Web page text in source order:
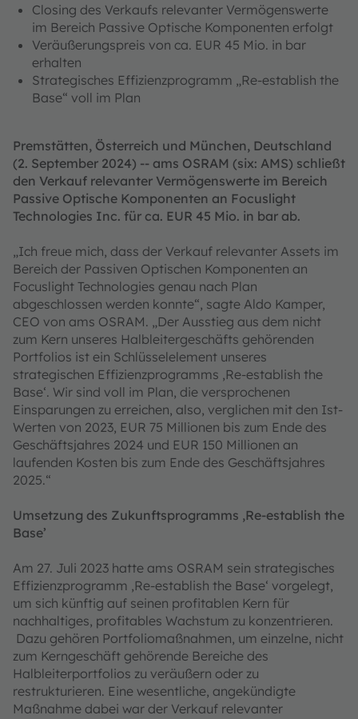
Closing des Verkaufs relevanter Vermögenswerte
im Bereich Passive Optische Komponenten erfolgt
Veräußerungspreis von ca. EUR 45 Mio. in bar
erhalten
Strategisches Effizienzprogramm „Re-establish the
Base“ voll im Plan
Premstätten, Österreich und München, Deutschland
(2. September 2024) -- ams OSRAM (six: AMS) schließt
den Verkauf relevanter Vermögenswerte im Bereich
Passive Optische Komponenten an Focuslight
Technologies Inc. für ca. EUR 45 Mio. in bar ab.
„Ich freue mich, dass der Verkauf relevanter Assets im
Bereich der Passiven Optischen Komponenten an
Focuslight Technologies genau nach Plan
abgeschlossen werden konnte“, sagte Aldo Kamper,
CEO von ams OSRAM. „Der Ausstieg aus dem nicht
zum Kern unseres Halbleitergeschäfts gehörenden
Portfolios ist ein Schlüsselelement unseres
strategischen Effizienzprogramms ‚Re-establish the
Base‘. Wir sind voll im Plan, die versprochenen
Einsparungen zu erreichen, also, verglichen mit den Ist-
Werten von 2023, EUR 75 Millionen bis zum Ende des
Geschäftsjahres 2024 und EUR 150 Millionen an
laufenden Kosten bis zum Ende des Geschäftsjahres
2025.“
Umsetzung des Zukunftsprogramms ‚Re-establish the
Base’
Am 27. Juli 2023 hatte ams OSRAM sein strategisches
Effizienzprogramm ‚Re-establish the Base‘ vorgelegt,
um sich künftig auf seinen profitablen Kern für
nachhaltiges, profitables Wachstum zu konzentrieren.
Dazu gehören Portfoliomaßnahmen, um einzelne, nicht
zum Kerngeschäft gehörende Bereiche des
Halbleiterportfolios zu veräußern oder zu
restrukturieren. Eine wesentliche, angekündigte
Maßnahme dabei war der Verkauf relevanter